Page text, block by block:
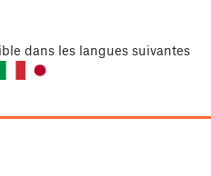
dans les langues suivantes